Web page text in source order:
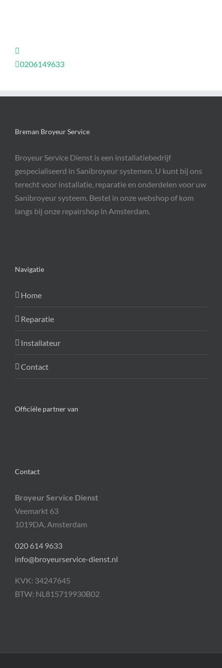
0206149633
Breman Broyeur Service
Broyeur Service Dienst is een installatiebedrijf
gespecialiseerd in Sanibroyeur systemen. U kunt bij ons
terecht voor installatie, reparatie en onderdelen voor uw
Sanibroyeur systeem. Bestel in onze webshop of kom
langs bij onze repairshop in Amsterdam.
Navigatie
Home
Reparatie
Installateur
Contact
Officiële partner van
Contact
Broyeur Service Dienst
Veemarkt 63
1019DA, Amsterdam
020 614 9633
info@broyeurservice-dienst.nl
KVK: 34247645
BTW: NL815719930B02